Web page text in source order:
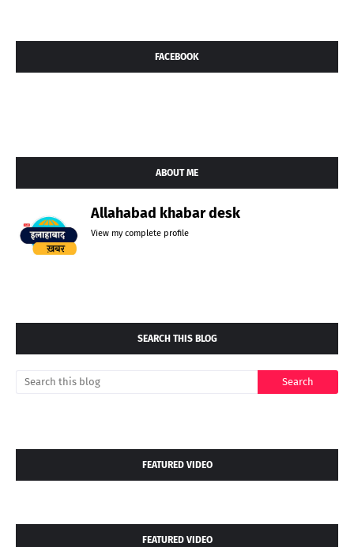
FACEBOOK
ABOUT ME
Allahabad khabar desk
View my complete profile
SEARCH THIS BLOG
FEATURED VIDEO
FEATURED VIDEO